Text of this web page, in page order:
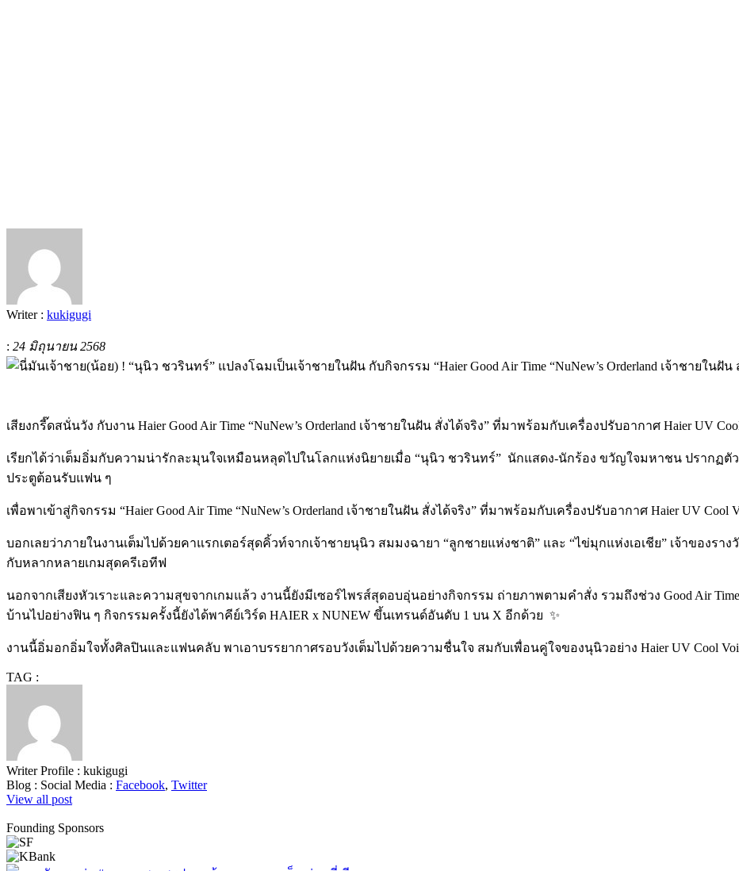
Writer : kukigugi
: 24 มิถุนายน 2568
เสียงกรี๊ดสนั่นวัง กับงาน Haier Good Air Time “NuNew’s Orderland เจ้าชายในฝัน สั่งได้จริง” ที่มาพร้อมกับเครื่องปรับอากาศ Haier UV Cool
เรียกได้ว่าเต็มอิ่มกับความน่ารักละมุนใจเหมือนหลุดไปในโลกแห่งนิยายเมื่อ “นุนิว ชวรินทร์” นักแสดง-นักร้อง ขวัญใจมหาชน ปรากฏตั
ประตูต้อนรับแฟน ๆ
เพื่อพาเข้าสู่กิจกรรม “Haier Good Air Time “NuNew’s Orderland เจ้าชายในฝัน สั่งได้จริง” ที่มาพร้อมกับเครื่องปรับอากาศ Haier UV
บอกเลยว่าภายในงานเต็มไปด้วยคาแรกเตอร์สุดคิ้วท์จากเจ้าชายนุนิว สมมงฉายา “ลูกชายแห่งชาติ” และ “ไข่มุกแห่งเอเชีย” เจ้าของ
กับหลากหลายเกมสุดครีเอทีฟ
นอกจากเสียงหัวเราะและความสุขจากเกมแล้ว งานนี้ยังมีเซอร์ไพรส์สุดอบอุ่นอย่างกิจกรรม ถ่ายภาพตามคำสั่ง รวมถึงช่วง Good Air
บ้านไปอย่างฟิน ๆ กิจกรรมครั้งนี้ยังได้พาคีย์เวิร์ด HAIER x NUNEW ขึ้นเทรนด์อันดับ 1 บน X อีกด้วย ✨
งานนี้อิ่มอกอิ่มใจทั้งศิลปินและแฟนคลับ พาเอาบรรยากาศรอบวังเต็มไปด้วยความชื่นใจ สมกับเพื่อนคู่ใจของนุนิวอย่าง Haier UV Cool
TAG :
Writer Profile : kukigugi
Blog : Social Media : Facebook, Twitter
View all post
Founding Sponsors